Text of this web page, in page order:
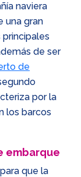
naviera
una gran
de ser
de
por la
los barcos
embarque
que la